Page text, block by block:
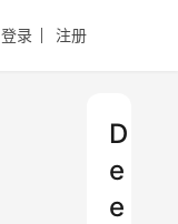
登录 注册
D
e
e